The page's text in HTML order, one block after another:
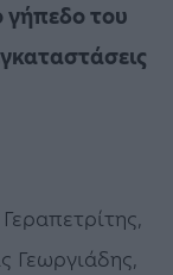
γήπεδο του
Γεωργιάδης,